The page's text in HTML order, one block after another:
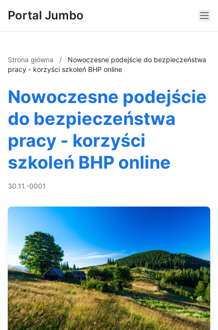
Portal Jumbo
Strona główna /
Nowoczesne podejście do bezpieczeństwa
pracy - korzyści szkoleń BHP online
Nowoczesne podejście
do bezpieczeństwa
pracy - korzyści
szkoleń BHP online
30.11.-0001